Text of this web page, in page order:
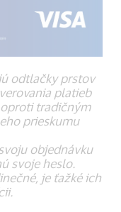
odtlačky prstov
platieb
tradičným
prieskumu
objednávku
svoje heslo.
je ťažké ich